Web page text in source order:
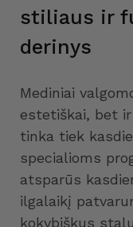
stiliaus ir
derinys
Mediniai
estetiškai, bet
tinka tiek
specialioms
atsparūs
ilgalaikį
kokybiškus